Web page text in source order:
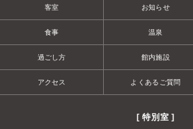
客室 お知らせ
食事 温泉
過ごし方 館内施設
アクセス よくあるご質問
[ 特別室 ]